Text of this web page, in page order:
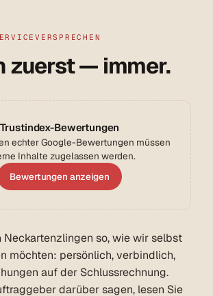
zuerst — immer.
Trustindex-Bewertungen
echter Google-Bewertungen müssen
Inhalte zugelassen werden.
Bewertungen anzeigen
Neckartenzlingen so, wie wir selbst
möchten: persönlich, verbindlich,
auf der Schlussrechnung.
darüber sagen, lesen Sie